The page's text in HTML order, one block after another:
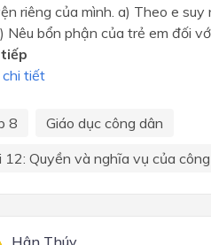
riêng của mình. a) Theo e
Nêu bổn phận của trẻ em đối
chi tiết
8
Giáo dục công dân
12: Quyền và nghĩa vụ của công
Hân Thúy